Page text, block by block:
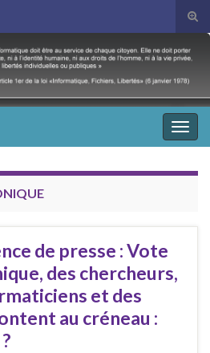
de presse : Vote
des chercheurs,
et des
au créneau :